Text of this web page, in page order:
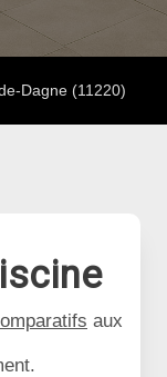
Dagne (11220)
aux